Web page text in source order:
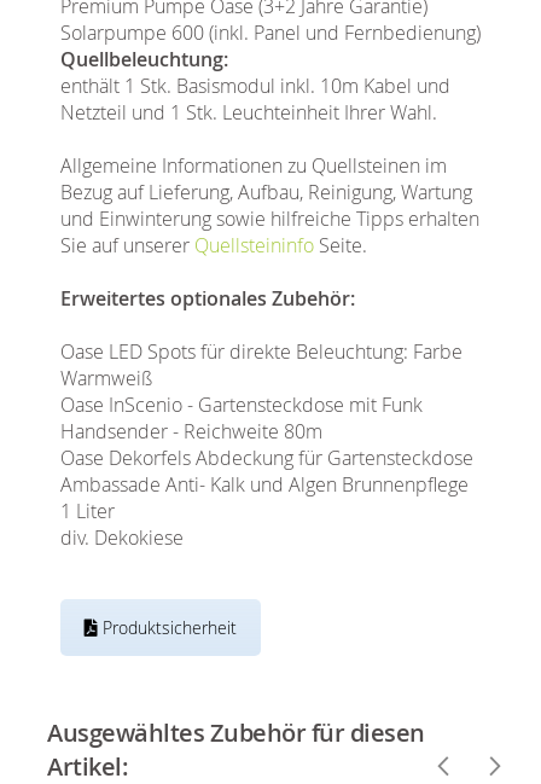
Premium Pumpe Oase (3+2 Jahre Garantie)
Solarpumpe 600 (inkl. Panel und Fernbedienung)
Quellbeleuchtung:
enthält 1 Stk. Basismodul inkl. 10m Kabel und
Netzteil und 1 Stk. Leuchteinheit Ihrer Wahl.
Allgemeine Informationen zu Quellsteinen im
Bezug auf Lieferung, Aufbau, Reinigung, Wartung
und Einwinterung sowie hilfreiche Tipps erhalten
Sie auf unserer Quellsteininfo Seite.
Erweitertes optionales Zubehör:
Oase LED Spots für direkte Beleuchtung: Farbe
Warmweiß
Oase InScenio - Gartensteckdose mit Funk
Handsender - Reichweite 80m
Oase Dekorfels Abdeckung für Gartensteckdose
Ambassade Anti- Kalk und Algen Brunnenpflege
1 Liter
div. Dekokiese
Produktsicherheit
Ausgewähltes Zubehör für diesen
Artikel: